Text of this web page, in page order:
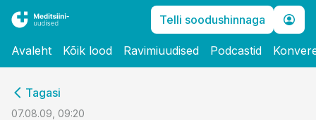
Telli soodushinnaga
Avaleht Kõik lood Ravimiuudised Podcastid
Tagasi
07.08.09, 09:20